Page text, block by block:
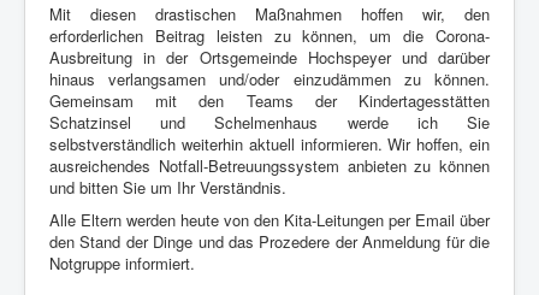
Mit diesen drastischen Maßnahmen hoffen wir, den
erforderlichen Beitrag leisten zu können, um die Corona-
Ausbreitung in der Ortsgemeinde Hochspeyer und darüber
hinaus verlangsamen und/oder einzudämmen zu können.
Gemeinsam mit den Teams der Kindertagesstätten
Schatzinsel und Schelmenhaus werde ich Sie
selbstverständlich weiterhin aktuell informieren. Wir hoffen, ein
ausreichendes Notfall-Betreuungssystem anbieten zu können
und bitten Sie um Ihr Verständnis.
Alle Eltern werden heute von den Kita-Leitungen per Email über
den Stand der Dinge und das Prozedere der Anmeldung für die
Notgruppe informiert.